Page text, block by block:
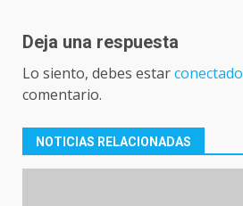
Deja una respuesta
Lo siento, debes estarconectado
comentario.
NOTICIAS RELACIONADAS